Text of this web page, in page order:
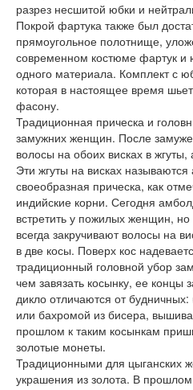
разрез несшитой юбки и
Покрой фартука также был
прямоугольное полотнище,
современном костюме фартук и
одного материала. Комплект с
которая в настоящее время
фасону.
Традиционная прическа и
замужних женщин. После
волосы на обоих висках в
Эти жгуты на висках
своеобразная прическа, как
индийские корни. Сегодня
встретить у пожилых женщин,
всегда закручивают волосы на
в две косы. Поверх кос
традиционный головной убор
чем завязать косынку, ее концы
дикло отличаются от
или бахромой из бисера,
прошлом к таким косынкам
золотые монеты.
Традиционными для цыганских
украшения из золота. В